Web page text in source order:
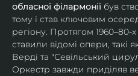
обласної філармонії був
тому і став ключовим
регіону. Протягом 1960–80-
ставили відомі опери, такі
Верді та "Севільський
Оркестр завжди приділяв